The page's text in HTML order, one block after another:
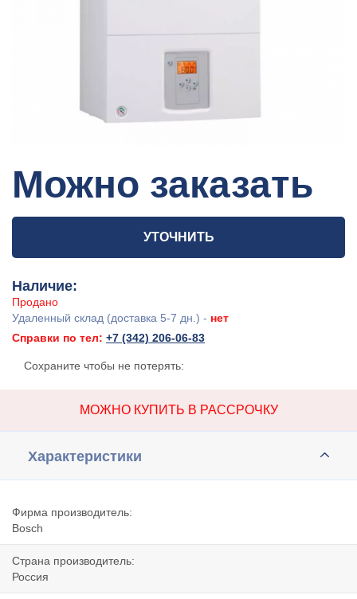
Можно заказать
УТОЧНИТЬ
Наличие:
Продано
Удаленный склад (доставка 5-7 дн.) - нет
Справки по тел: +7 (342) 206-06-83
Сохраните чтобы не потерять:
МОЖНО КУПИТЬ В РАССРОЧКУ
Характеристики
Фирма производитель:
Bosch
Страна производитель:
Россия